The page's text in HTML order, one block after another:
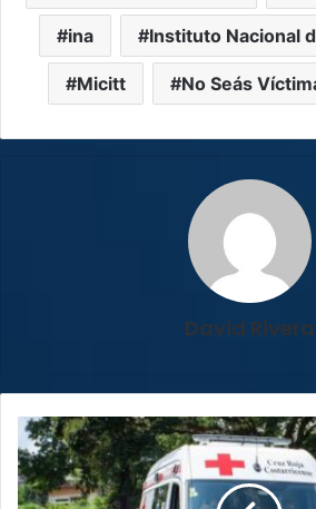
ina Instituto Nacional
Micitt No Seás
David Rivera
Accidentes
de
tránsito
cobraron